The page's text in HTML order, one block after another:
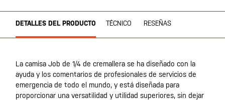
DETALLES DEL PRODUCTO TÉCNICO RESEÑAS
La camisa Job de 1/4 de cremallera se ha diseñado con la
ayuda y los comentarios de profesionales de servicios de
emergencia de todo el mundo, y está diseñada para
proporcionar una versatilidad y utilidad superiores, sin dejar